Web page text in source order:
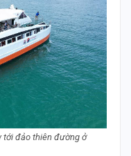
tới đảo thiên đường ở